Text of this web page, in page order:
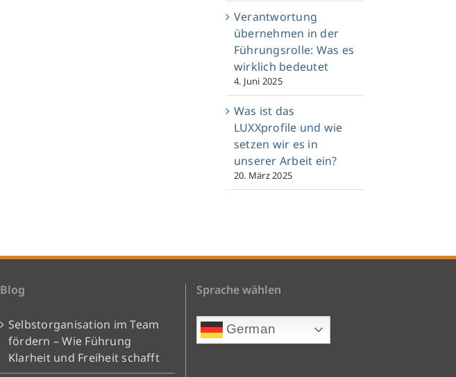
Verantwortung
übernehmen in der
Führungsrolle: Was es
wirklich bedeutet
4. Juni 2025
Was ist das
LUXXprofile und wie
setzen wir es in
unserer Arbeit ein?
20. März 2025
Blog
Selbstorganisation im Team
fördern – Wie Führung
Klarheit und Freiheit schafft
Sprache wählen
German